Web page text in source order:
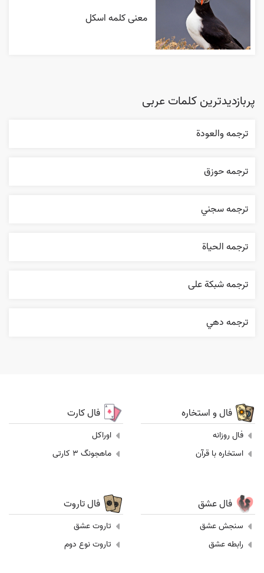
معنی کلمه اسکل
پربازدیدترین کلمات عربی
ترجمه والعودة
ترجمه حوزق
ترجمه سجني
ترجمه الحیاة
ترجمه شبکة علی
ترجمه دهي
فال و استخاره
فال روزانه
استخاره با قرآن
فال کارت
اوراکل
ماهجونگ 3 کارتی
فال عشق
سنجش عشق
رابطه عشق
فال تاروت
تاروت عشق
تاروت نوع دوم